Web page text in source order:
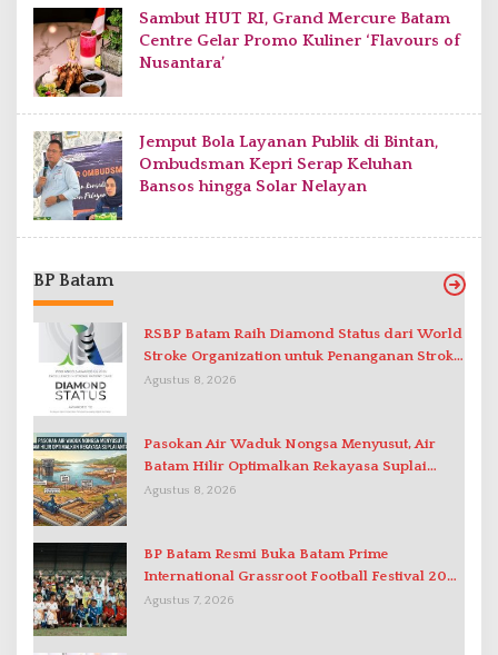
Sambut HUT RI, Grand Mercure Batam
Centre Gelar Promo Kuliner ‘Flavours of
Nusantara’
Jemput Bola Layanan Publik di Bintan,
Ombudsman Kepri Serap Keluhan
Bansos hingga Solar Nelayan
BP Batam
RSBP Batam Raih Diamond Status dari World
Stroke Organization untuk Penanganan Stroke
Berstandar Internasional
Agustus 8, 2026
Pasokan Air Waduk Nongsa Menyusut, Air
Batam Hilir Optimalkan Rekayasa Suplai
Antar-IPAM
Agustus 8, 2026
BP Batam Resmi Buka Batam Prime
International Grassroot Football Festival 2026
di Stadion Temenggung Abdul Jamal
Agustus 7, 2026